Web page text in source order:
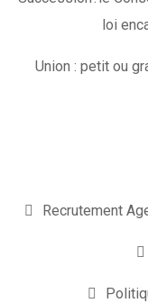
loi
Union : petit ou
Recrutement